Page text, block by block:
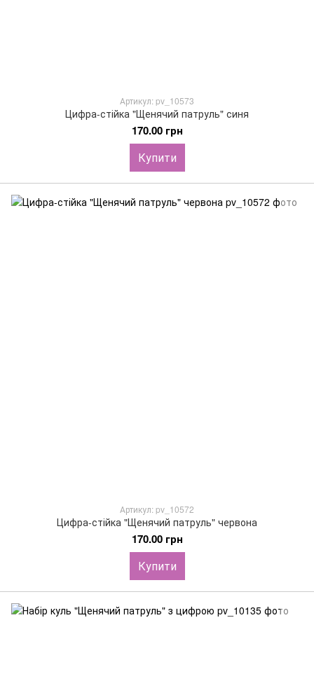
Артикул: pv_10573
Цифра-стійка "Щенячий патруль" синя
170.00 грн
Купити
Артикул: pv_10572
Цифра-стійка "Щенячий патруль" червона
170.00 грн
Купити